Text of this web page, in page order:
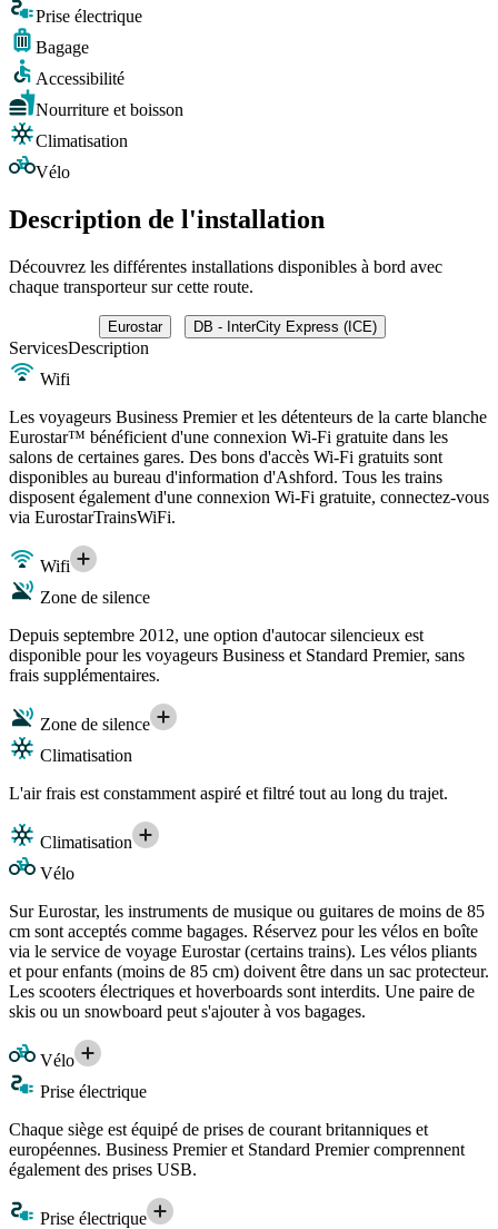
Prise électrique
Bagage
Accessibilité
Nourriture et boisson
Climatisation
Vélo
Description de l'installation
Découvrez les différentes installations disponibles à bord avec
chaque transporteur sur cette route.
Eurostar DB - InterCity Express (ICE)
ServicesDescription
Wifi
Les voyageurs Business Premier et les détenteurs de la carte blanche
Eurostar™ bénéficient d'une connexion Wi-Fi gratuite dans les
salons de certaines gares. Des bons d'accès Wi-Fi gratuits sont
disponibles au bureau d'information d'Ashford. Tous les trains
disposent également d'une connexion Wi-Fi gratuite, connectez-vous
via EurostarTrainsWiFi.
Wifi
Zone de silence
Depuis septembre 2012, une option d'autocar silencieux est
disponible pour les voyageurs Business et Standard Premier, sans
frais supplémentaires.
Zone de silence
Climatisation
L'air frais est constamment aspiré et filtré tout au long du trajet.
Climatisation
Vélo
Sur Eurostar, les instruments de musique ou guitares de moins de 85
cm sont acceptés comme bagages. Réservez pour les vélos en boîte
via le service de voyage Eurostar (certains trains). Les vélos pliants
et pour enfants (moins de 85 cm) doivent être dans un sac protecteur.
Les scooters électriques et hoverboards sont interdits. Une paire de
skis ou un snowboard peut s'ajouter à vos bagages.
Vélo
Prise électrique
Chaque siège est équipé de prises de courant britanniques et
européennes. Business Premier et Standard Premier comprennent
également des prises USB.
Prise électrique